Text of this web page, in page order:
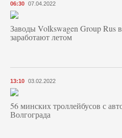
06:30 07.04.2022
Заводы Volkswagen Group Rus
заработают летом
13:10 03.02.2022
56 минских троллейбусов с
Волгограда